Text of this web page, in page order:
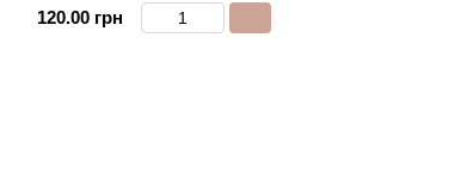
120.00 грн